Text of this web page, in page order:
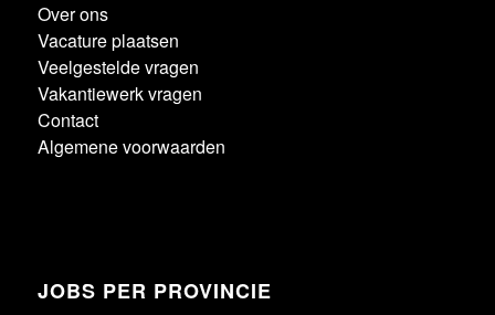
Over ons
Vacature plaatsen
Veelgestelde vragen
Vakantiewerk vragen
Contact
Algemene voorwaarden
JOBS PER PROVINCIE